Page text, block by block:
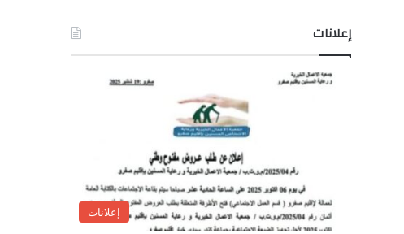
إعلانات
إعلانات